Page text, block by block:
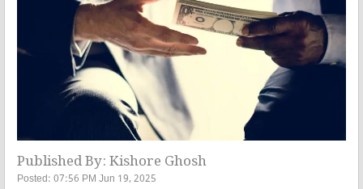
Published By: Kishore Ghosh
Posted: 07:56 PM Jun 19, 2025